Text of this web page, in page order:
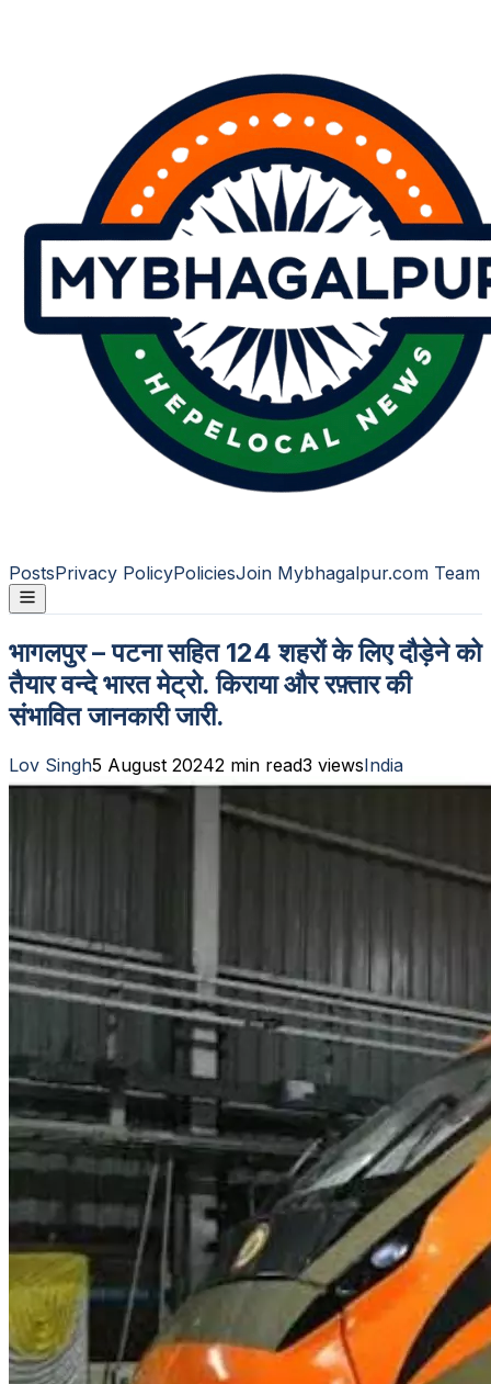
PostsPrivacy PolicyPoliciesJoin Mybhagalpur.com Team
भागलपुर – पटना सहित 124 शहरों के लिए दौड़ेने को
तैयार वन्दे भारत मेट्रो. किराया और रफ़्तार की
संभावित जानकारी जारी.
Lov Singh5 August 20242 min read3 viewsIndia